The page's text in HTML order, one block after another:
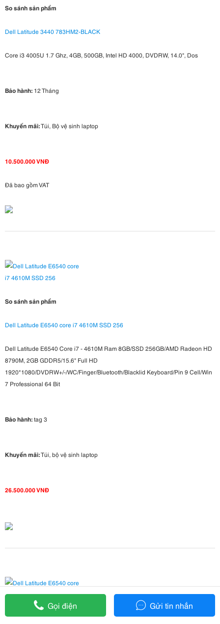
So sánh sản phẩm
Dell Latitude 3440 783HM2-BLACK
Core i3 4005U 1.7 Ghz, 4GB, 500GB, Intel HD 4000, DVDRW, 14.0", Dos
Bảo hành: 12 Tháng
Khuyến mãi:Túi, Bộ vệ sinh laptop
10.500.000 VNĐ
Đã bao gồm VAT
So sánh sản phẩm
Dell Latitude E6540 core i7 4610M SSD 256
Dell Latitude E6540 Core i7 - 4610M Ram 8GB/SSD 256GB/AMD Radeon HD
8790M, 2GB GDDR5/15.6" Full HD
1920*1080/DVDRW+/-/WC/Finger/Bluetooth/Blacklid Keyboard/Pin 9 Cell/Win
7 Professional 64 Bit
Bảo hành:tag 3
Khuyến mãi:Túi, bộ vệ sinh laptop
26.500.000 VNĐ
So sánh sản phẩm
Gọi điện Gửi tin nhắn